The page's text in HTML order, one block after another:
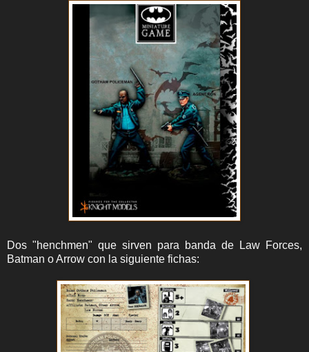
Dos "henchmen" que sirven para banda de Law Forces,
Batman o Arrow con la siguiente fichas: